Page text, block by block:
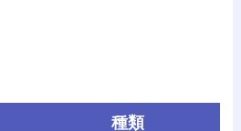
種類